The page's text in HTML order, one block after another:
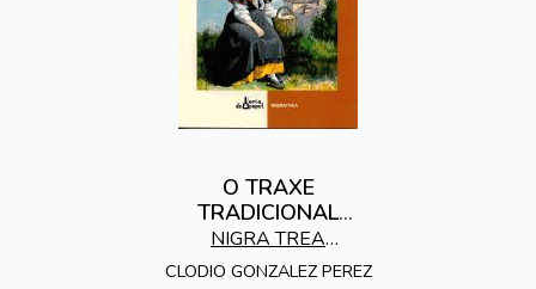
O TRAXE
TRADICIONAL
GALEGO
NIGRA TREA
EDICIONES
CLODIO GONZALEZ PEREZ